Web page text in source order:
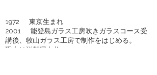
1972 東京生まれ
2001 能登島ガラス工房吹きガラスコース受
講後、牧山ガラス工房で制作をはじめる。
現在は滋賀県在住